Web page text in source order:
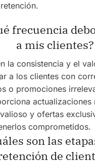
frecuencia
a mis clientes?
la consistencia y el
a los clientes con
o promociones
actualizaciones
y ofertas
comprometidos.
son las
de